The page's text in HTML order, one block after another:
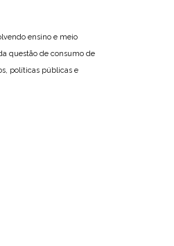
ensino e meio
questão de consumo de
políticas públicas e